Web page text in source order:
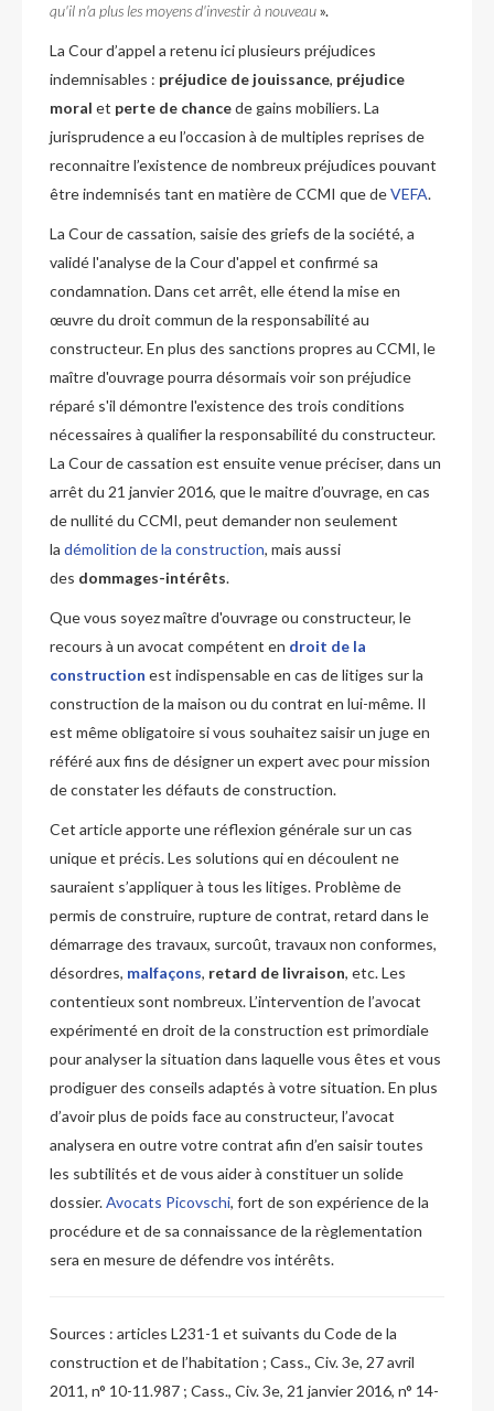
qu'il n'a plus les moyens d'investir à nouveau».
La Cour d’appel a retenu ici plusieurs préjudices
indemnisables : préjudice de jouissance, préjudice
moral et perte de chancede gains mobiliers. La
jurisprudence a eu l’occasion à de multiples reprises de
reconnaitre l’existence de nombreux préjudices pouvant
être indemnisés tant en matière de CCMI que deVEFA.
La Cour de cassation, saisie des griefs de la société, a
validé l'analyse de la Cour d'appel et confirmé sa
condamnation. Dans cet arrêt, elle étend la mise en
œuvre du droit commun de la responsabilité au
constructeur. En plus des sanctions propres au CCMI, le
maître d'ouvrage pourra désormais voir son préjudice
réparé s'il démontre l'existence des trois conditions
nécessaires à qualifier la responsabilité du constructeur.
La Cour de cassation est ensuite venue préciser, dans un
arrêt du 21 janvier 2016, que le maitre d’ouvrage, en cas
de nullité du CCMI, peut demander non seulement
la démolition de la construction, mais aussi
des dommages-intérêts.
Que vous soyez maître d'ouvrage ou constructeur, le
recours à un avocat compétent en droit de la
construction est indispensable en cas de litiges sur la
construction de la maison ou du contrat en lui-même. Il
est même obligatoire si vous souhaitez saisir un juge en
référé aux fins de désigner un expert avec pour mission
de constater les défauts de construction.
Cet article apporte une réflexion générale sur un cas
unique et précis. Les solutions qui en découlent ne
sauraient s’appliquer à tous les litiges. Problème de
permis de construire, rupture de contrat, retard dans le
démarrage des travaux, surcoût, travaux non conformes,
désordres, malfaçons, retard de livraison, etc. Les
contentieux sont nombreux. L’intervention de l’avocat
expérimenté en droit de la construction est primordiale
pour analyser la situation dans laquelle vous êtes et vous
prodiguer des conseils adaptés à votre situation. En plus
d’avoir plus de poids face au constructeur, l’avocat
analysera en outre votre contrat afin d’en saisir toutes
les subtilités et de vous aider à constituer un solide
dossier.Avocats Picovschi, fort de son expérience de la
procédure et de sa connaissance de la règlementation
sera en mesure de défendre vos intérêts.
Sources : articles L231-1 et suivants du Code de la
construction et de l’habitation ; Cass., Civ. 3e, 27 avril
2011, n° 10-11.987 ; Cass., Civ. 3e, 21 janvier 2016, n° 14-